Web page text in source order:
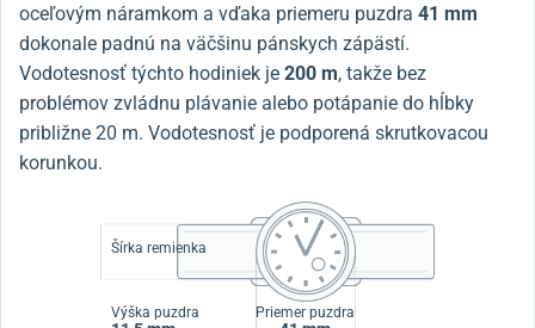
oceľovým náramkom a vďaka priemeru puzdra 41 mm
dokonale padnú na väčšinu pánskych zápästí.
Vodotesnosť týchto hodiniek je 200 m, takže bez
problémov zvládnu plávanie alebo potápanie do hĺbky
približne 20 m. Vodotesnosť je podporená skrutkovacou
korunkou.
Šírka remienka
Výška puzdra Priemer puzdra